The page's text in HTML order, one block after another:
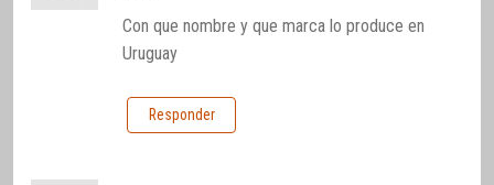
Con que nombre y que marca lo produce en
Uruguay
Responder